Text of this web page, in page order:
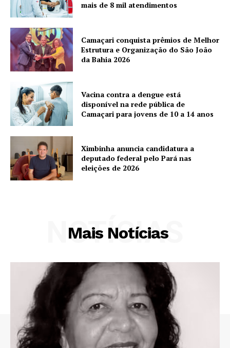
mais de 8 mil atendimentos
Camaçari conquista prêmios de Melhor
Estrutura e Organização do São João
da Bahia 2026
Vacina contra a dengue está
disponível na rede pública de
Camaçari para jovens de 10 a 14 anos
Ximbinha anuncia candidatura a
deputado federal pelo Pará nas
eleições de 2026
Mais Notícias
NOTÍCIAS